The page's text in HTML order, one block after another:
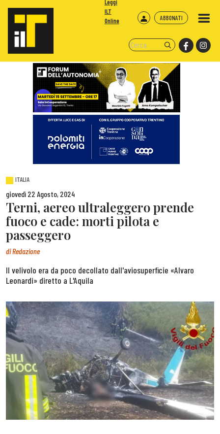
ABBONATI
Leggi
ILT
Online
ITALIA
giovedì 22 Agosto, 2024
Terni, aereo ultraleggero prende
fuoco e cade: morti pilota e
passeggero
diRedazione
Il velivolo era da poco decollato dall'aviosuperficie «Alvaro
Leonardi» diretto a L'Aquila